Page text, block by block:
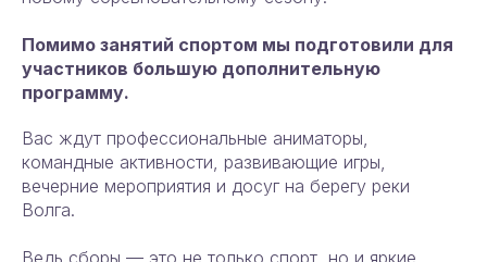
Помимо занятий спортом мы подготовили для
участников большую дополнительную
программу.
Вас ждут профессиональные аниматоры,
командные активности, развивающие игры,
вечерние мероприятия и досуг на берегу реки
Волга.
Ведь сборы — это не только спорт, но и яркие